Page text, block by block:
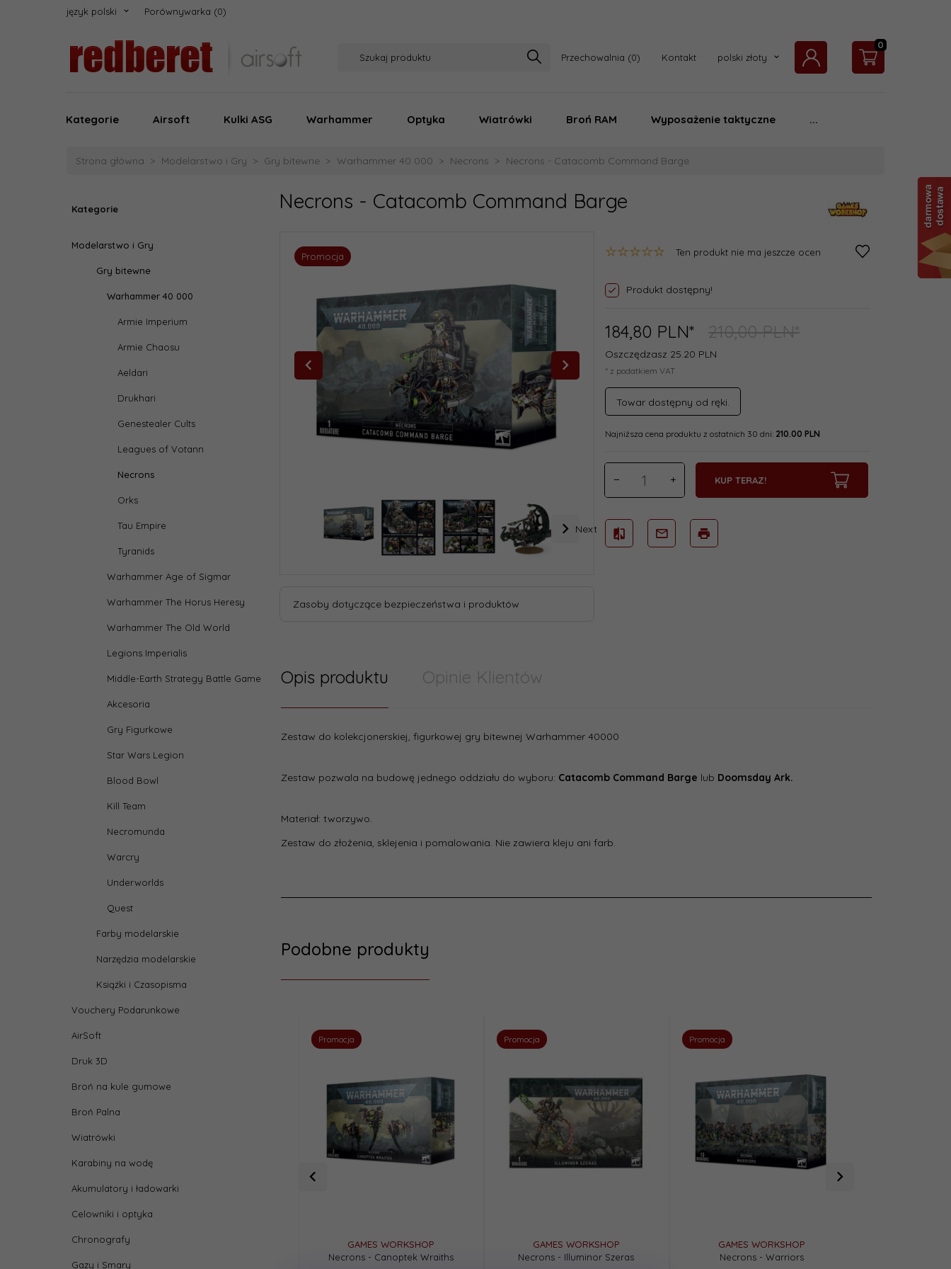
język polski Porównywarka
Przechowalnia Kontakt currency_h
polski złoty
0
Kategorie Airsoft Kulki ASG Warhammer Optyka Wiatrówki Broń RAM Wyposażenie taktyczne ...
Strona główna Modelarstwo i Gry Gry bitewne Warhammer 40 000 Necrons Necrons - Catacomb Command Barge
Kategorie
Modelarstwo i Gry
Gry bitewne
Warhammer 40 000
Armie Imperium
Armie Chaosu
Aeldari
Drukhari
Genestealer Cults
Leagues of Votann
Necrons
Orks
Tau Empire
Tyranids
Warhammer Age of Sigmar
Warhammer The Horus Heresy
Warhammer The Old World
Legions Imperialis
Middle-Earth Strategy Battle Game
Akcesoria
Gry Figurkowe
Star Wars Legion
Blood Bowl
Kill Team
Necromunda
Warcry
Underworlds
Quest
Farby modelarskie
Narzędzia modelarskie
Książki i Czasopisma
Vouchery Podarunkowe
AirSoft
Druk 3D
Broń na kule gumowe
Broń Palna
Wiatrówki
Karabiny na wodę
Akumulatory i ładowarki
Celowniki i optyka
Chronografy
Gazy i Smary
Necrons - Catacomb Command Barge
Promocja
Next
Zasoby dotyczące bezpieczeństwa i produktów
Ten produkt nie ma jeszcze ocen
Produkt dostępny!
184,80 PLN* 210,00 PLN*
Oszczędzasz 25.20 PLN
* z podatkiem VAT
Towar dostępny od ręki.
Najniższa cena produktu z ostatnich 30 dni: 210.00 PLN
KUP TERAZ!
Opis produktu Opinie Klientów
Zestaw do kolekcjonerskiej, figurkowej gry bitewnej Warhammer 40000
Zestaw pozwala na budowę jednego oddziału do wyboru: Catacomb Command Barge lub Doomsday Ark.
Materiał: tworzywo.
Zestaw do złożenia, sklejenia i pomalowania. Nie zawiera kleju ani farb.
Podobne produkty
Promocja
GAMES WORKSHOP
Necrons - Canoptek Wraiths
Promocja
GAMES WORKSHOP
Necrons - Illuminor Szeras
Promocja
GAMES WORKSHOP
Necrons - Warriors